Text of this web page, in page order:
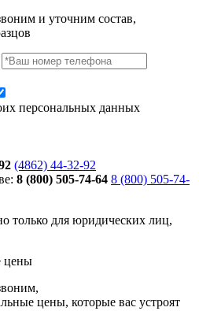
и уточним состав,
персональных данных
(4862) 44-32-92
8 (800) 505-74-64 8 (800) 505-74-
только для юридических лиц,
цены
цены, которые вас устроят